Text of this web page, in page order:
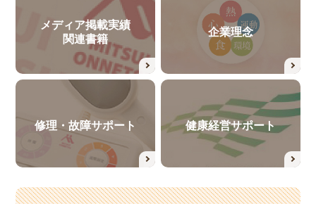
メディア掲載実績
関連書籍
企業理念
修理・故障サポート 健康経営サポート